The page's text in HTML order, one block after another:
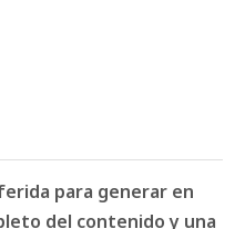
para generar en
del contenido y una